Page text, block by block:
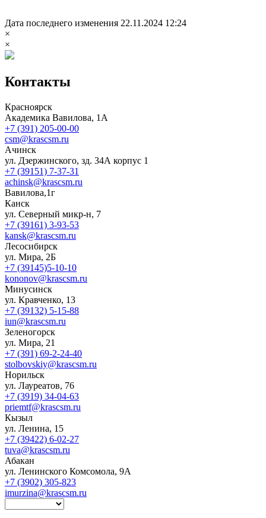
Дата последнего изменения 22.11.2024 12:24
×
×
Контакты
Красноярск
Академика Вавилова, 1А
+7 (391) 205-00-00
csm@krascsm.ru
Ачинск
ул. Дзержинского, зд. 34А корпус 1
+7 (39151) 7-37-31
achinsk@krascsm.ru
Вавилова,1г
Канск
ул. Северный микр-н, 7
+7 (39161) 3-93-53
kansk@krascsm.ru
Лесосибирск
ул. Мира, 2Б
+7 (39145)5-10-10
kononov@krascsm.ru
Минусинск
ул. Кравченко, 13
+7 (39132) 5-15-88
iun@krascsm.ru
Зеленогорск
ул. Мира, 21
+7 (391) 69-2-24-40
stolbovskiy@krascsm.ru
Норильск
ул. Лауреатов, 76
+7 (3919) 34-04-63
priemtf@krascsm.ru
Кызыл
ул. Ленина, 15
+7 (39422) 6-02-27
tuva@krascsm.ru
Абакан
ул. Ленинского Комсомола, 9А
+7 (3902) 305-823
imurzina@krascsm.ru